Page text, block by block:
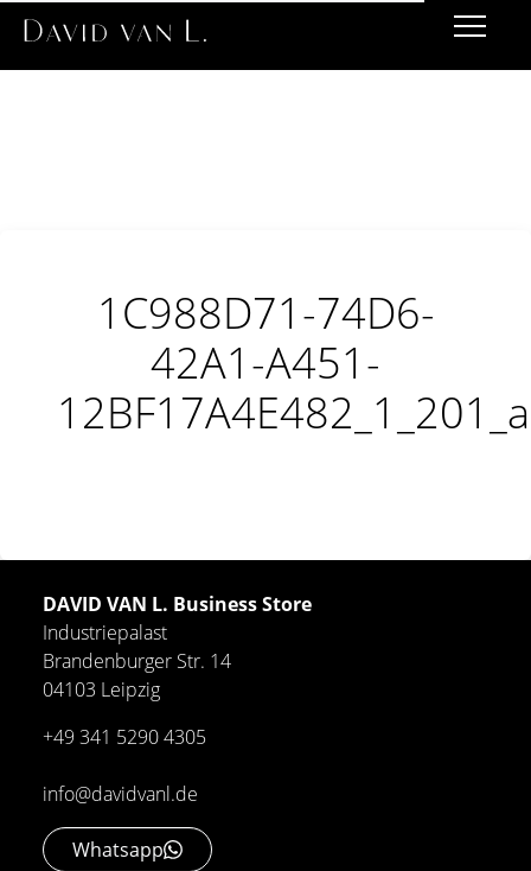
1C988D71-74D6-
42A1-A451-
12BF17A4E482_1_201_a
DAVID VAN L. Business Store
Industriepalast
Brandenburger Str. 14
04103 Leipzig
+49 341 5290 4305
info@davidvanl.de
Whatsapp